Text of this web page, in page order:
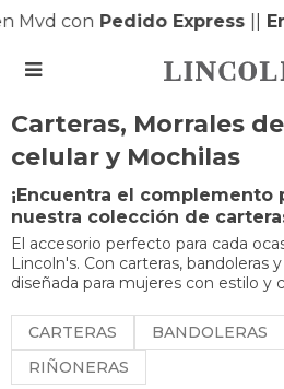
Mvd conPedido Express||

Carteras, Morrales
celular y Mochilas
¡Encuentra el complemento
nuestra colección de
El accesorio perfecto para cada
Lincoln's. Con carteras, bandoleras
diseñada para mujeres con estilo y
CARTERAS BANDOLERAS
RIÑONERAS